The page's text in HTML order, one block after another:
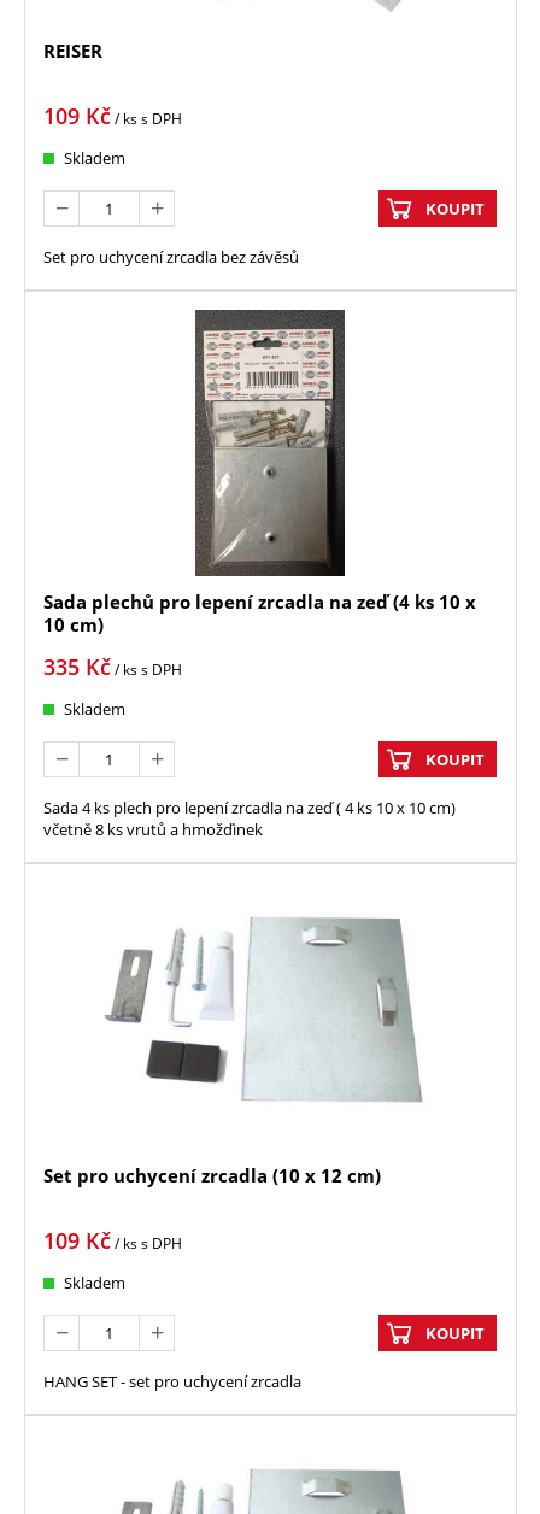
REISER
109 Kč/ kss DPH
Skladem
KOUPIT
Set pro uchycení zrcadla bez závěsů
Sada plechů pro lepení zrcadla na zeď (4 ks 10 x
10 cm)
335 Kč/ kss DPH
Skladem
KOUPIT
Sada 4 ks plech pro lepení zrcadla na zeď ( 4 ks 10 x 10 cm)
včetně 8 ks vrutů a hmožďinek
Set pro uchycení zrcadla (10 x 12 cm)
109 Kč/ kss DPH
Skladem
KOUPIT
HANG SET - set pro uchycení zrcadla